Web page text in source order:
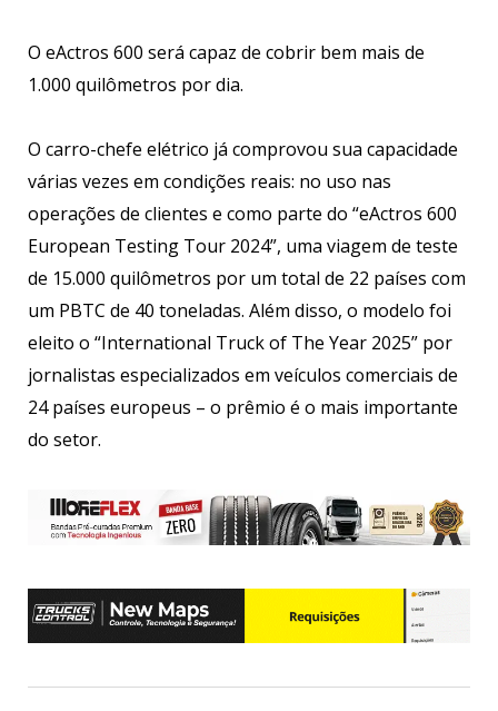
O eActros 600 será capaz de cobrir bem mais de
1.000 quilômetros por dia.
O carro-chefe elétrico já comprovou sua capacidade
várias vezes em condições reais: no uso nas
operações de clientes e como parte do “eActros 600
European Testing Tour 2024”, uma viagem de teste
de 15.000 quilômetros por um total de 22 países com
um PBTC de 40 toneladas. Além disso, o modelo foi
eleito o “International Truck of The Year 2025” por
jornalistas especializados em veículos comerciais de
24 países europeus – o prêmio é o mais importante
do setor.